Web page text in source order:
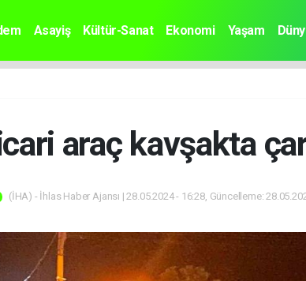
Asayiş Kültür-Sanat Ekonomi Yaşam
araç kavşakta
(İHA) - İhlas Haber Ajansı | 28.05.2024 - 16:28, Güncelleme: